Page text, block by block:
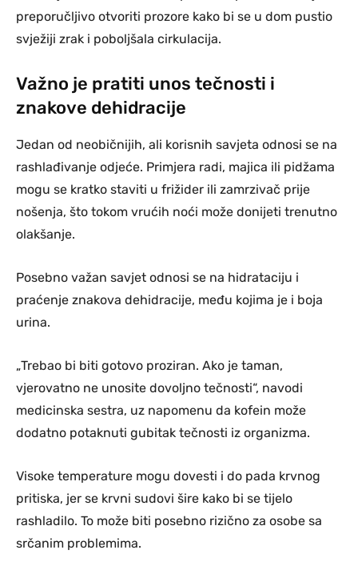
preporučljivo otvoriti prozore kako bi se u dom pustio
svježiji zrak i poboljšala cirkulacija.
Važno je pratiti unos tečnosti i
znakove dehidracije
Jedan od neobičnijih, ali korisnih savjeta odnosi se na
rashlađivanje odjeće. Primjera radi, majica ili pidžama
mogu se kratko staviti u frižider ili zamrzivač prije
nošenja, što tokom vrućih noći može donijeti trenutno
olakšanje.
Posebno važan savjet odnosi se na hidrataciju i
praćenje znakova dehidracije, među kojima je i boja
urina.
„Trebao bi biti gotovo proziran. Ako je taman,
vjerovatno ne unosite dovoljno tečnosti“, navodi
medicinska sestra, uz napomenu da kofein može
dodatno potaknuti gubitak tečnosti iz organizma.
Visoke temperature mogu dovesti i do pada krvnog
pritiska, jer se krvni sudovi šire kako bi se tijelo
rashladilo. To može biti posebno rizično za osobe sa
srčanim problemima.